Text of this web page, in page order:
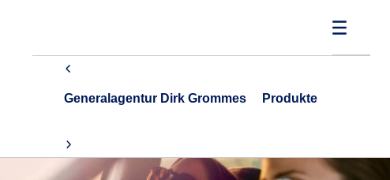
Generalagentur Dirk Grommes Produkte